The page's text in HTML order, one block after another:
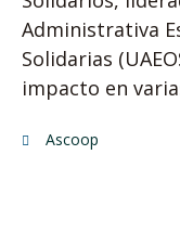
Administrativa
Solidarias
impacto en
Ascoop